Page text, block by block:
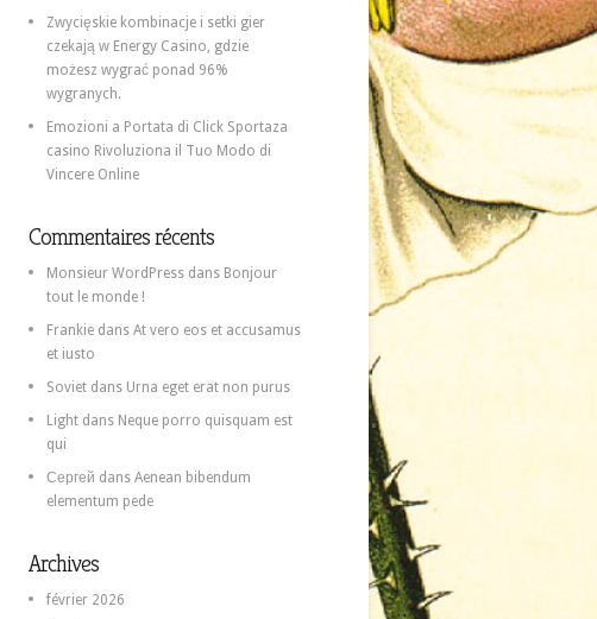
Zwycięskie kombinacje i setki gier
czekają w Energy Casino, gdzie
możesz wygrać ponad 96%
wygranych.
Emozioni a Portata di Click Sportaza
casino Rivoluziona il Tuo Modo di
Vincere Online
Commentaires récents
Monsieur WordPress dans Bonjour
tout le monde !
Frankie dans At vero eos et accusamus
et iusto
Soviet dans Urna eget erat non purus
Light dans Neque porro quisquam est
qui
Сергей dans Aenean bibendum
elementum pede
Archives
février 2026